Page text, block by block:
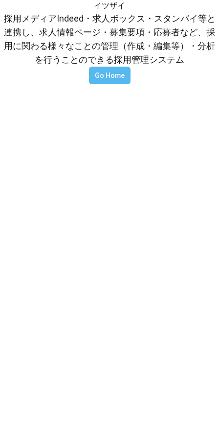
イツザイ
採用メディアIndeed・求人ボックス・スタンバイ等と
連携し、求人情報ページ・募集要項・応募者など、採
用に関わる様々なことの管理（作成・編集等）・分析
を行うことのできる採用管理システム
Go Home